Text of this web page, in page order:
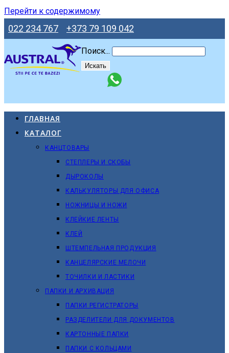
Перейти к содержимому
022 234 767 +373 79 109 042
Поиск...
Искать
ГЛАВНАЯ
КАТАЛОГ
КАНЦТОВАРЫ
СТЕПЛЕРЫ И СКОБЫ
ДЫРОКОЛЫ
КАЛЬКУЛЯТОРЫ ДЛЯ ОФИСА
НОЖНИЦЫ И НОЖИ
КЛЕЙКИЕ ЛЕНТЫ
КЛЕЙ
ШТЕМПЕЛЬНАЯ ПРОДУКЦИЯ
КАНЦЕЛЯРСКИЕ МЕЛОЧИ
ТОЧИЛКИ И ЛАСТИКИ
ПАПКИ И АРХИВАЦИЯ
ПАПКИ РЕГИСТРАТОРЫ
РАЗДЕЛИТЕЛИ ДЛЯ ДОКУМЕНТОВ
КАРТОННЫЕ ПАПКИ
ПАПКИ С КОЛЬЦАМИ